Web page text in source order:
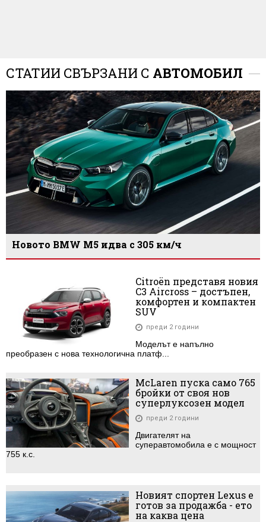
СТАТИИ СВЪРЗАНИ С АВТОМОБИЛ
Новото BMW M5 идва с 305 км/ч
Citroën представя новия
C3 Aircross – достъпен,
комфортен и компактен
SUV
преди 2 години
Моделът е напълно
преобразен с нова технологична платф...
McLaren пуска само 765
бройки от своя нов
суперлуксозен модел
преди 2 години
Двигателят на
суперавтомобила е с мощност
755 к.с.
Новият спортен Lexus е
готов за продажба - ето
на каква цена